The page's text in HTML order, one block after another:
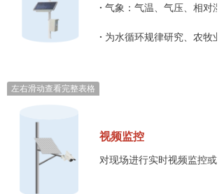
· 气象：气温、气压、相对
· 为水循环规律研究、农牧
左右滑动查看完整表格
视频监控
对现场进行实时视频监控或